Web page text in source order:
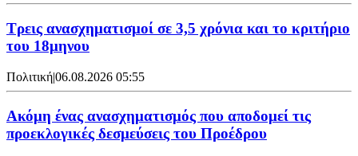
Τρεις ανασχηματισμοί σε 3,5 χρόνια και το κριτήριο
του 18μηνου
Πολιτική|06.08.2026 05:55
Ακόμη ένας ανασχηματισμός που αποδομεί τις
προεκλογικές δεσμεύσεις του Προέδρου